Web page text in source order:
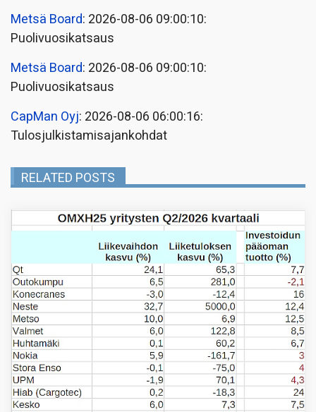
Metsä Board: 2026-08-06 09:00:10:
Puolivuosikatsaus
Metsä Board: 2026-08-06 09:00:10:
Puolivuosikatsaus
CapMan Oyj: 2026-08-06 06:00:16:
Tulosjulkistamisajankohdat
RELATED POSTS